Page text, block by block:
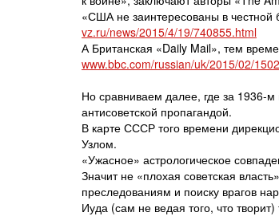
«США не заинтересованы в
vz.ru/news/2015/4/19/740855.html
А Британская «Daily Mail», тем
www.bbc.com/russian/uk/2015/02/
Но сравниваем далее, где за 1936-
антисоветской пропагандой.
В карте СССР того времени
Узлом.
«Ужасное» астрологическое
Значит не «плохая советская
преследованиям и поиску врагов
Иуда (сам не ведая того, что